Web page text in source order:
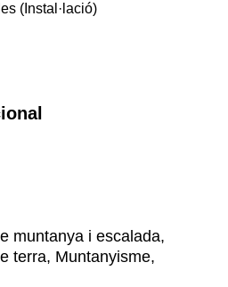
(Instal·lació)
muntanya i escalada,
terra, Muntanyisme,